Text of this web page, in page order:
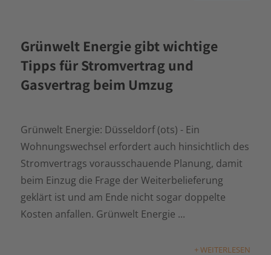
Grünwelt Energie gibt wichtige
Tipps für Stromvertrag und
Gasvertrag beim Umzug
Grünwelt Energie: Düsseldorf (ots) - Ein
Wohnungswechsel erfordert auch hinsichtlich des
Stromvertrags vorausschauende Planung, damit
beim Einzug die Frage der Weiterbelieferung
geklärt ist und am Ende nicht sogar doppelte
Kosten anfallen. Grünwelt Energie ...
+ WEITERLESEN